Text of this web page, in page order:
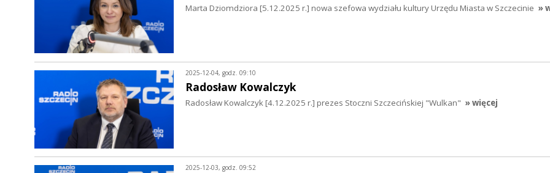
Marta Dziomdziora [5.12.2025 r.] nowa szefowa wydziału kultury Urzędu Miasta w Szczecinie »
2025-12-04, godz. 09:10
Radosław Kowalczyk
Radosław Kowalczyk [4.12.2025 r.] prezes Stoczni Szczecińskiej "Wulkan" » więcej
2025-12-03, godz. 09:52